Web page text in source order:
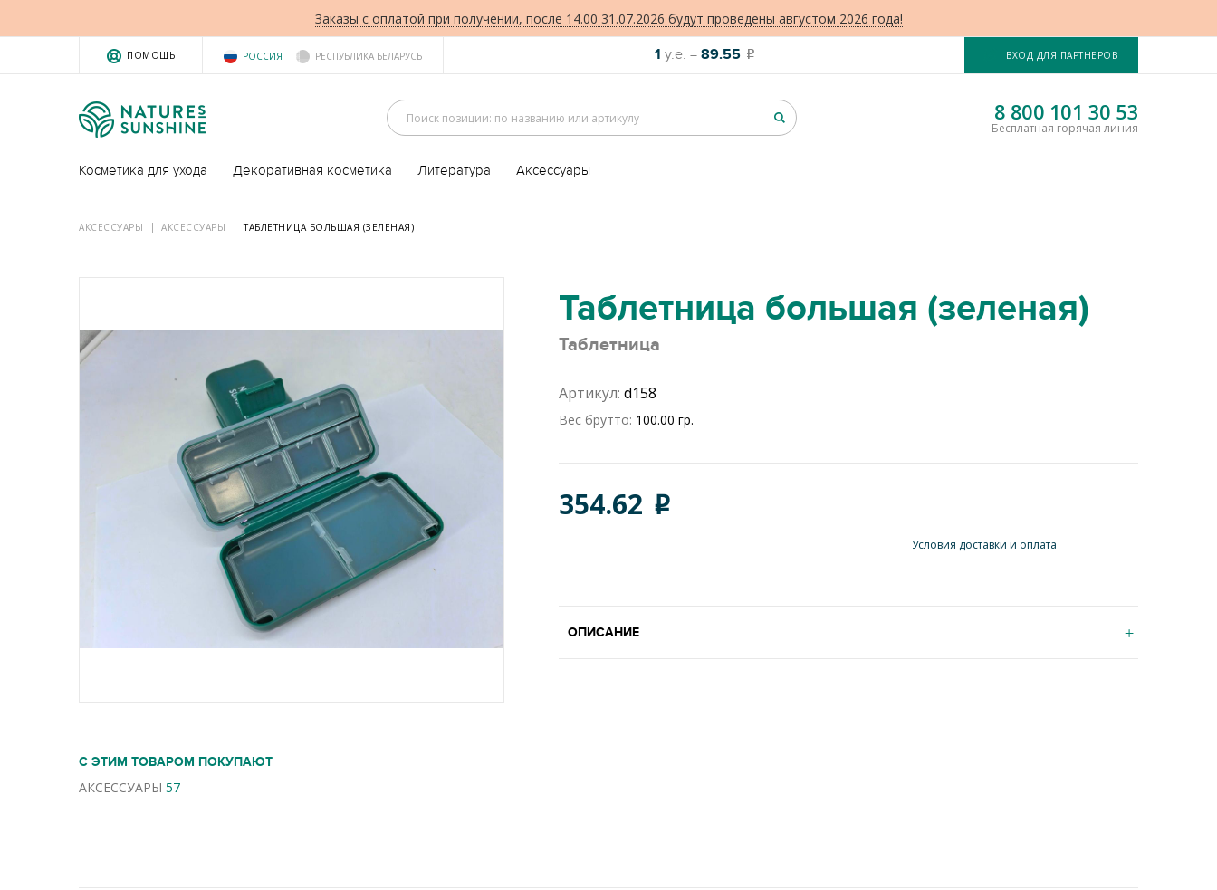
Заказы с оплатой при получении, после 14.00 31.07.2026 будут проведены августом 2026 года!
ПОМОЩЬ ВХОД ДЛЯ ПАРТНЕРОВ
РОССИЯ РЕСПУБЛИКА БЕЛАРУСЬ 1 у.е. = 89.55 o
8 800 101 30 53
Бесплатная горячая линия
Косметика для ухода Декоративная косметика Литература Аксессуары
АКСЕССУАРЫ АКСЕССУАРЫ ТАБЛЕТНИЦА БОЛЬШАЯ (ЗЕЛЕНАЯ)
С ЭТИМ ТОВАРОМ ПОКУПАЮТ
АКСЕССУАРЫ 57
Таблетница большая (зеленая)
Таблетница
Артикул: d158
Вес брутто: 100.00 гр.
354.62 o
Условия доставки и оплата
ОПИСАНИЕ